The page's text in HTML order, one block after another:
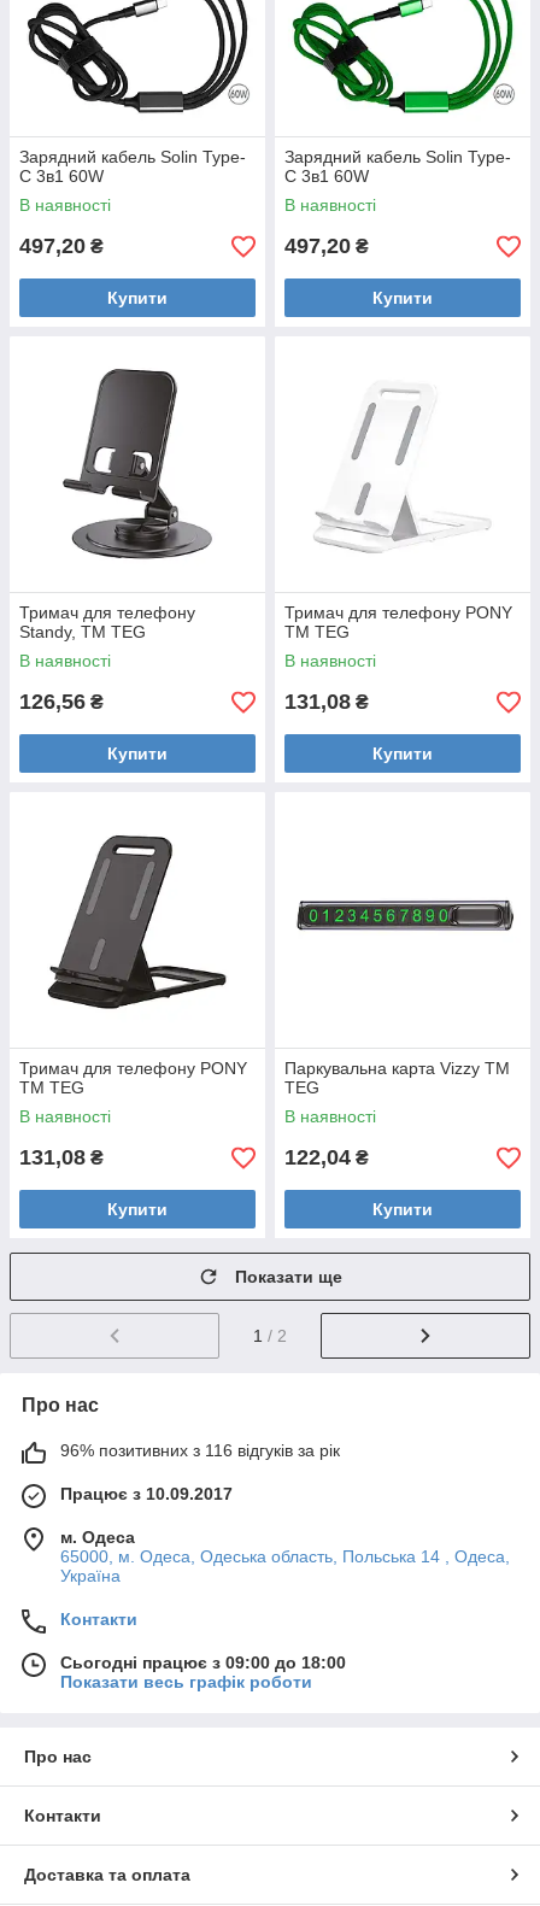
Зарядний кабель Solin Type-
C 3в1 60W
В наявності
497,20 ₴
Купити
Зарядний кабель Solin Type-
C 3в1 60W
В наявності
497,20 ₴
Купити
Тримач для телефону
Standy, TM TEG
В наявності
126,56 ₴
Купити
Тримач для телефону PONY
TM TEG
В наявності
131,08 ₴
Купити
Тримач для телефону PONY
TM TEG
В наявності
131,08 ₴
Купити
Паркувальна карта Vizzy ТМ
TEG
В наявності
122,04 ₴
Купити
Показати ще
1 / 2
Про нас
96% позитивних з 116 відгуків за рік
Працює з 10.09.2017
м. Одеса
65000, м. Одеса, Одеська область, Польська 14 , Одеса,
Україна
Контакти
Сьогодні працює з 09:00 до 18:00
Показати весь графік роботи
Про нас
Контакти
Доставка та оплата